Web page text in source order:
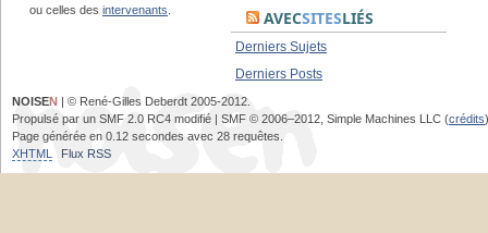
ou celles des intervenants AVECSITESLIÉS
Derniers Sujets
Derniers Posts
NOISEN | © René-Gilles Deberdt 2005-2012.
Propulsé par un SMF 2.0 RC4 modifié | SMF © 2006–2012, Simple Machines LLC (crédits)
Page générée en 0.12 secondes avec 28 requêtes.
XHTML
Flux RSS